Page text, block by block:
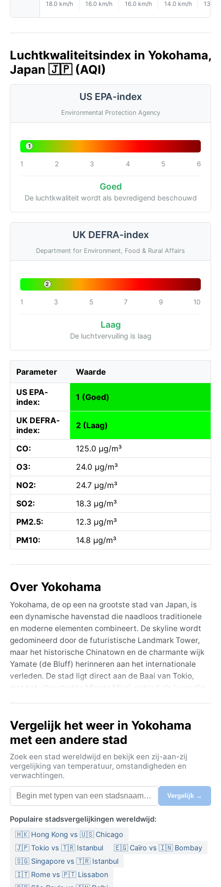
18.0 km/h 16.0 km/h 16.0 km/h 14.0 km/h 13.0
Luchtkwaliteitsindex in Yokohama,
Japan 🇯🇵 (AQI)
US EPA-index
Environmental Protection Agency
1
1 2 3 4 5 6
Goed
De luchtkwaliteit wordt als bevredigend beschouwd
UK DEFRA-index
Department for Environment, Food & Rural Affairs
2
1 3 5 7 9 10
Laag
De luchtvervuiling is laag
Parameter Waarde
US EPA-
index:
1 (Goed)
UK DEFRA-
index:
2 (Laag)
CO:
125.0 µg/m³
O3:
24.0 µg/m³
NO2:
24.7 µg/m³
SO2:
18.3 µg/m³
PM2.5:
12.3 µg/m³
PM10:
14.8 µg/m³
Over Yokohama
Yokohama, de op een na grootste stad van Japan, is
een dynamische havenstad die naadloos traditionele
en moderne elementen combineert. De skyline wordt
gedomineerd door de futuristische Landmark Tower,
maar het historische Chinatown en de charmante wijk
Yamate (de Bluff) herinneren aan het internationale
verleden. De stad ligt direct aan de Baai van Tokio,
met het uitgestrekte Minato Mirai-gebied als levendig
constante stroom van cultuur en bedrijvigheid.
Het klimaat valt onder de Köppen-classificatie Cfa:
een vochtig subtropisch klimaat. De zomers zijn heet
en benauwd, met temperaturen rond de 30°C en een
verzengende luchtvochtigheid. De winter is
daarentegen mild en vrij droog, met gemiddelde
maxima rond de 10°C. Regen valt het hele jaar, maar
dan is een paraplu onmisbaar. Herfst en lente zijn
aangenamer, met gematigde temperaturen en minder
regen. Pak voor de zomer lichte, ademende kleding en
een regenjas; voor de winter een warme laag en een
waterdichte jas.
Vergelijk het weer in Yokohama
met een andere stad
Zoek een stad wereldwijd en bekijk een zij-aan-zij
vergelijking van temperatuur, omstandigheden en
verwachtingen.
Vergelijk →
Populaire stadsvergelijkingen wereldwijd:
🇭🇰 Hong Kong vs 🇺🇸 Chicago
🇯🇵 Tokio vs 🇹🇷 Istanbul
🇪🇬 Caïro vs 🇮🇳 Bombay
🇸🇬 Singapore vs 🇹🇷 Istanbul
🇮🇹 Rome vs 🇵🇹 Lissabon